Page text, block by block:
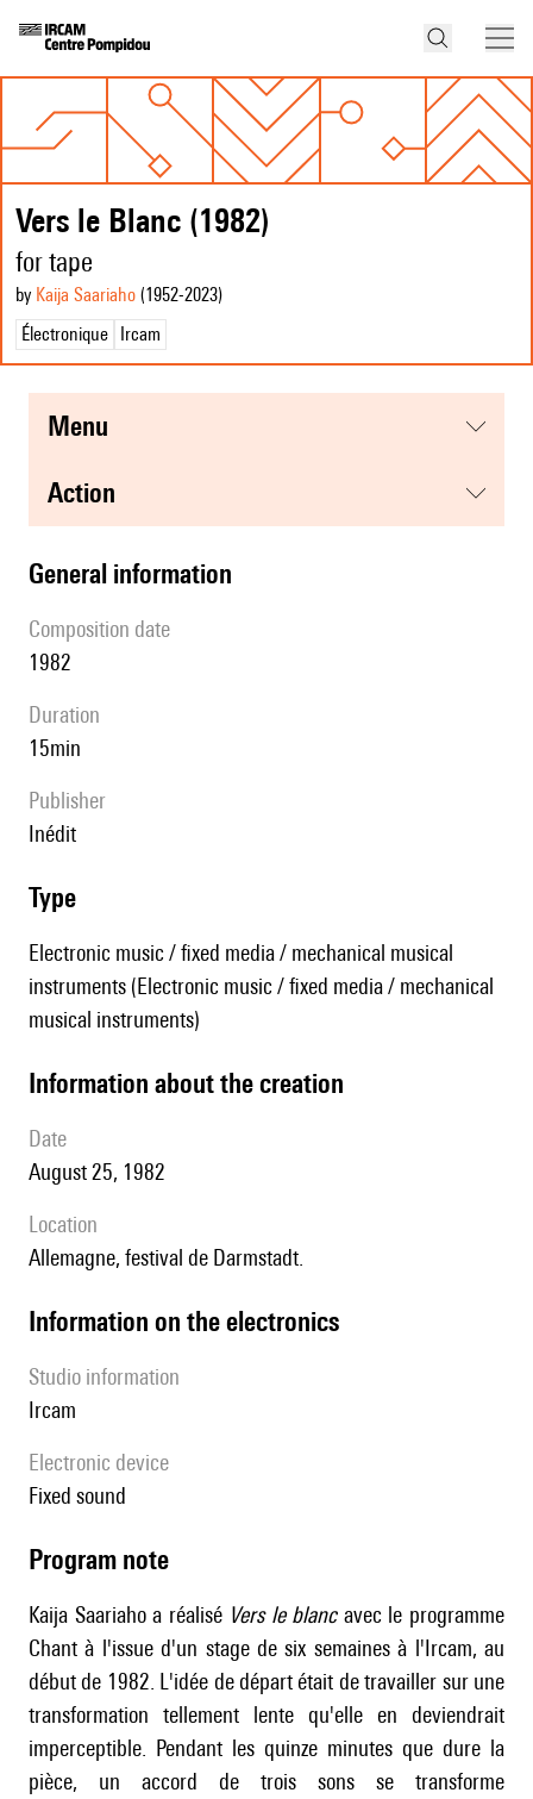
Vers le Blanc (1982)
for tape
by Kaija Saariaho (1952-2023)
Électronique
Ircam
menu
action
general information
composition date
1982
duration
15min
publisher
Inédit
type
Electronic music / fixed media / mechanical musical
instruments (Electronic music / fixed media / mechanical
musical instruments)
information about the creation
date
August 25, 1982
location
Allemagne, festival de Darmstadt.
Information on the electronics
Studio information
Ircam
Electronic device
fixed sound
Program note
Kaija Saariaho a réalisé Vers le blancavec le programme
Chant à l'issue d'un stage de six semaines à l'Ircam, au
début de 1982. L'idée de départ était de travailler sur une
transformation tellement lente qu'elle en deviendrait
imperceptible. Pendant les quinze minutes que dure la
pièce, un accord de trois sons se transforme